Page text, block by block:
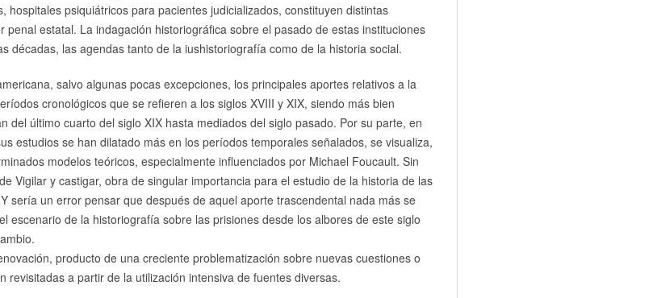
hospitales psiquiátricos para pacientes judicializados, constituyen distintas
estatal. La indagación historiográfica sobre el pasado de estas instituciones
décadas, las agendas tanto de la iushistoriografía como de la historia social.
salvo algunas pocas excepciones, los principales aportes relativos a la
cronológicos que se refieren a los siglos XVIII y XIX, siendo más bien
del último cuarto del siglo XIX hasta mediados del siglo pasado. Por su parte, en
estudios se han dilatado más en los períodos temporales señalados, se visualiza,
modelos teóricos, especialmente influenciados por Michael Foucault. Sin
Vigilar y castigar, obra de singular importancia para el estudio de la historia de las
sería un error pensar que después de aquel aporte trascendental nada más se
escenario de la historiografía sobre las prisiones desde los albores de este siglo
producto de una creciente problematización sobre nuevas cuestiones o
revisitadas a partir de la utilización intensiva de fuentes diversas.